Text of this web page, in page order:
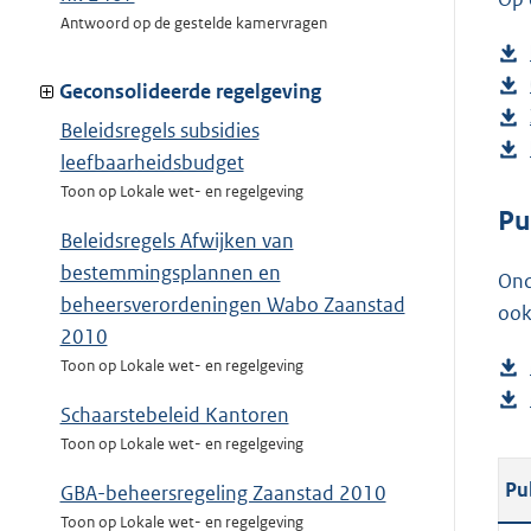
Antwoord op de gestelde kamervragen
Geconsolideerde regelgeving
Beleidsregels subsidies
leefbaarheidsbudget
Toon op Lokale wet- en regelgeving
Beleidsregels Afwijken van
bestemmingsplannen en
beheersverordeningen Wabo Zaanstad
2010
Toon op Lokale wet- en regelgeving
Schaarstebeleid Kantoren
Toon op Lokale wet- en regelgeving
GBA-beheersregeling Zaanstad 2010
Toon op Lokale wet- en regelgeving